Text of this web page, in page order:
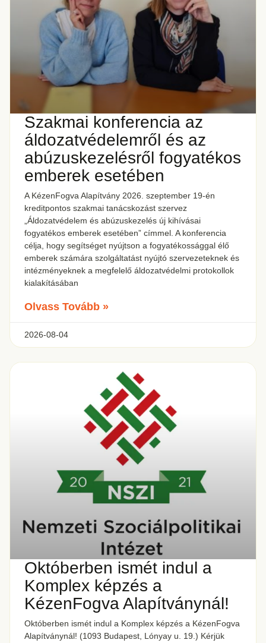
Szakmai konferencia az
áldozatvédelemről és az
abúzuskezelésről fogyatékos
emberek esetében
A KézenFogva Alapítvány 2026. szeptember 19-én
kreditpontos szakmai tanácskozást szervez
„Áldozatvédelem és abúzuskezelés új kihívásai
fogyatékos emberek esetében” címmel. A konferencia
célja, hogy segítséget nyújtson a fogyatékossággal élő
emberek számára szolgáltatást nyújtó szervezeteknek és
intézményeknek a megfelelő áldozatvédelmi protokollok
kialakításában
Olvass Tovább »
2026-08-04
Októberben ismét indul a
Komplex képzés a
KézenFogva Alapítványnál!
Októberben ismét indul a Komplex képzés a KézenFogva
Alapítványnál! (1093 Budapest, Lónyay u. 19.) Kérjük